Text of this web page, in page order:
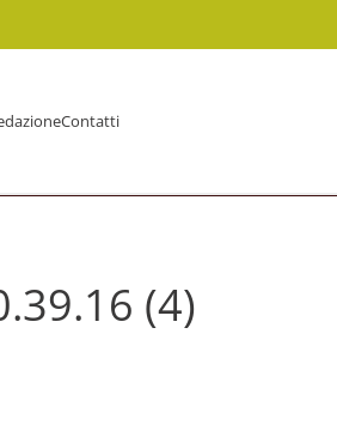
Contatti
(4)